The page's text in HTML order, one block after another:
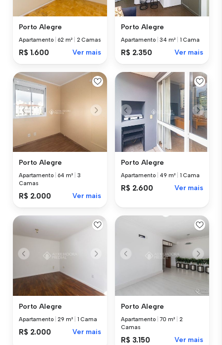
Porto Alegre
Apartamento 62 m² 2 Camas
R$ 1.600 Ver mais
Porto Alegre
Apartamento |34 m² 1 Cama
R$ 2.350 Ver mais
Porto Alegre
Apartamento 64 m²
3
Camas
R$ 2.000 Ver mais
Porto Alegre
Apartamento 49 m² 1 Cama
R$ 2.600 Ver mais
Porto Alegre
Apartamento |29 m² 1 Cama
R$ 2.000 Ver mais
Porto Alegre
Apartamento |70 m²
2
Camas
R$ 3.150 Ver mais